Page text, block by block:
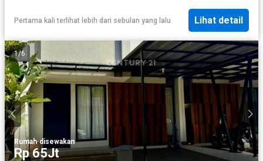
Pertama kali terlihat lebih dari sebulan yang lalu Lihat detail
1/6
Rumah·disewakan
Rp 65Jt